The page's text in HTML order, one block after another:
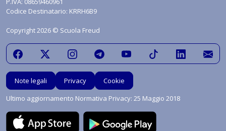
Codice Destinatario: KRRH6B9
Copyright 2026 © Scuola Freud
Note legali Privacy
Cookie
Ultimo aggiornamento Normativa Privacy: 25 Maggio 2018